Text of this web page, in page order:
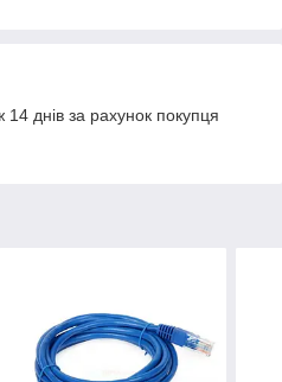
днів за рахунок покупця